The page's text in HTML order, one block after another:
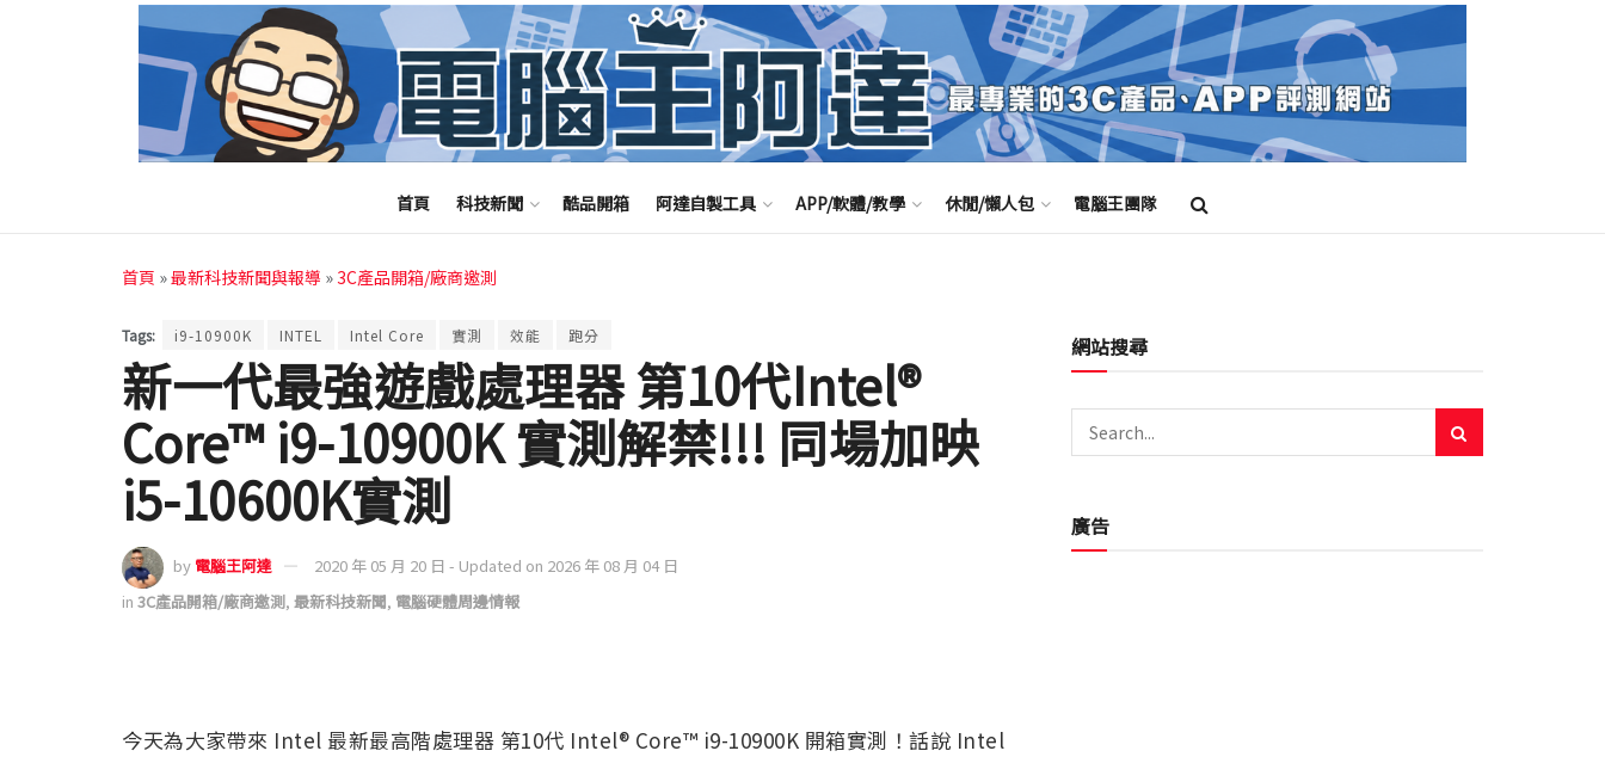
首頁 科技新聞 酷品開箱 阿達自製工具 APP/軟體/教學 休閒/懶人包 電腦王團隊
首頁 »最新科技新聞與報導 »3C產品開箱/廠商邀測
Tags: i9-10900K INTEL Intel Core 實測 效能 跑分
新一代最強遊戲處理器 第10代Intel®
Core™ i9-10900K 實測解禁!!! 同場加映
i5-10600K實測
by 電腦王阿達
2020 年 05 月 20 日 - Updated on 2026 年 08 月 04 日
in 3C產品開箱/廠商邀測, 最新科技新聞, 電腦硬體周邊情報
今天為大家帶來 Intel 最新最高階處理器 第10代 Intel® Core™ i9-10900K 開箱實測！話說 Intel
網站搜尋
廣告